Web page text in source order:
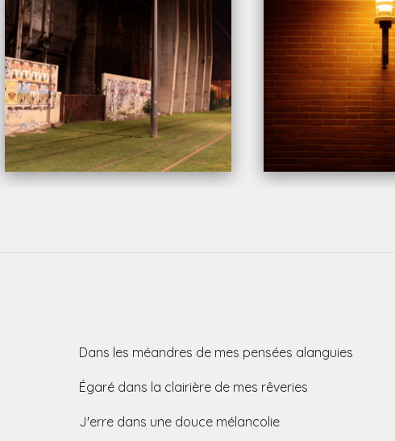
les méandres de mes pensées alanguies
dans la clairière de mes rêveries
dans une douce mélancolie